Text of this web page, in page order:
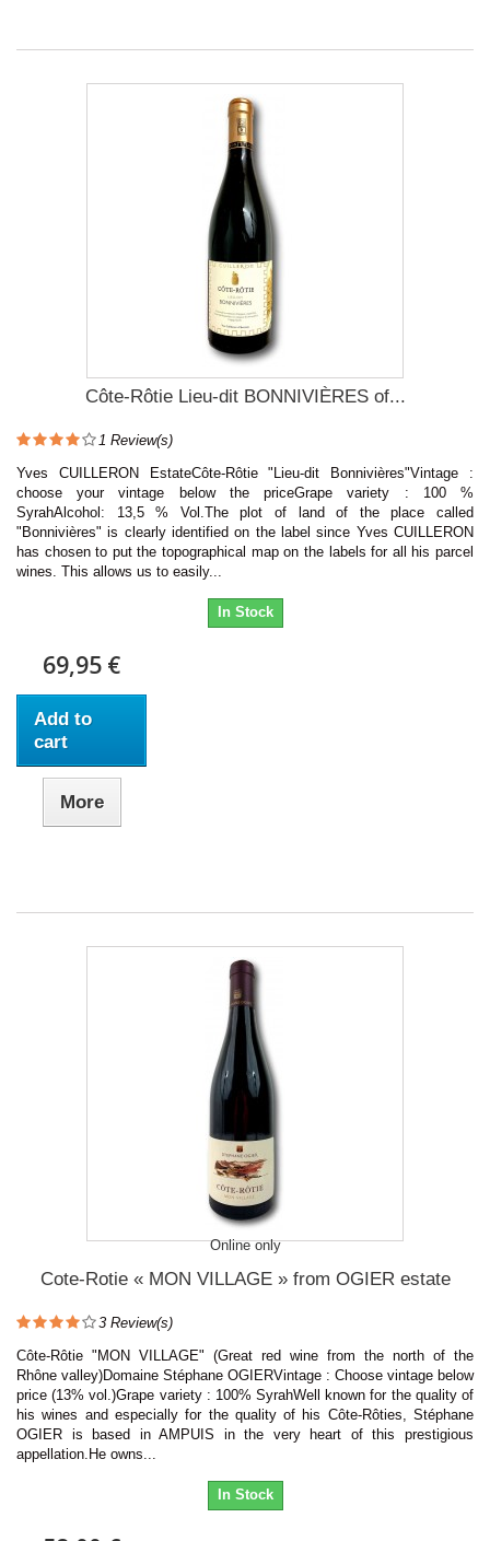
Côte-Rôtie Lieu-dit BONNIVIÈRES of...
1 Review(s)
Yves CUILLERON EstateCôte-Rôtie "Lieu-dit Bonnivières"Vintage :
choose your vintage below the priceGrape variety : 100 %
SyrahAlcohol: 13,5 % Vol.The plot of land of the place called
"Bonnivières" is clearly identified on the label since Yves CUILLERON
has chosen to put the topographical map on the labels for all his parcel
wines. This allows us to easily...
In Stock
69,95 €
Add to
cart
More
Online only
Cote-Rotie « MON VILLAGE » from OGIER estate
3 Review(s)
Côte-Rôtie "MON VILLAGE" (Great red wine from the north of the
Rhône valley)Domaine Stéphane OGIERVintage : Choose vintage below
price (13% vol.)Grape variety : 100% SyrahWell known for the quality of
his wines and especially for the quality of his Côte-Rôties, Stéphane
OGIER is based in AMPUIS in the very heart of this prestigious
appellation.He owns...
In Stock